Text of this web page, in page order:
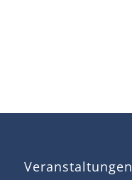
Veranstaltungen